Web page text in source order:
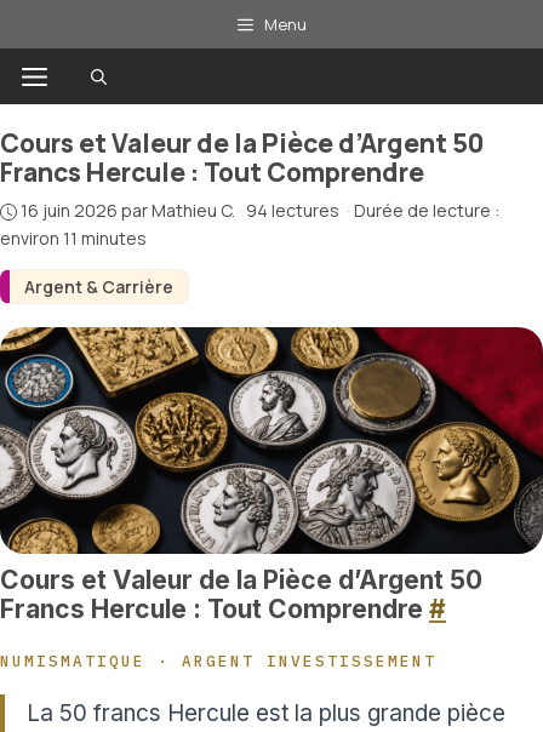
au
contenu
Menu
Menu
Argent & Carrière
Cours et Valeur de la Pièce d’Argent 50
Francs Hercule : Tout Comprendre
16 juin 2026 parMathieu C. · 94 lectures · Durée de lecture :
environ 11 minutes
Cours et Valeur de la Pièce d’Argent 50
Francs Hercule : Tout Comprendre #
NUMISMATIQUE · ARGENT INVESTISSEMENT
La 50 francs Hercule est la plus grande pièce